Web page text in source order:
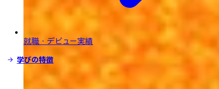
就職・デビュー実績
学びの特徴